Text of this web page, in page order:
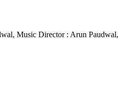
Music Director : Arun Paudwal,